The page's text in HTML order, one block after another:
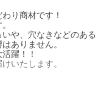
り商材です！
や、穴なきなどのある
ありません。
躍！！
いたします。